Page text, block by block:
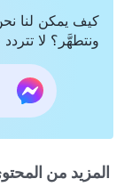
كيف يمكن لنا
ونتطهَّر؟ لا
المزيد من